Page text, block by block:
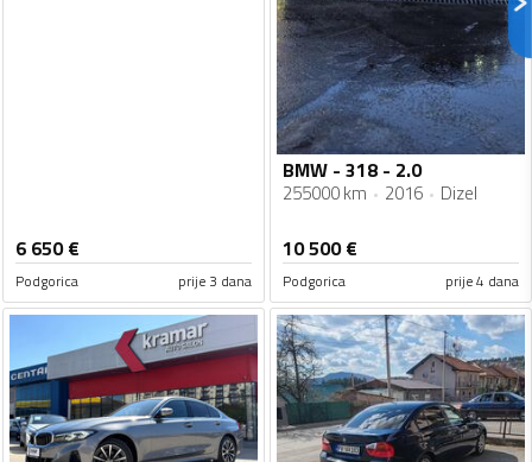
6 650€
Podgorica prije 3 dana
BMW - 318 - 2.0
255000 km 2016 Dizel
10 500€
Podgorica prije 4 dana